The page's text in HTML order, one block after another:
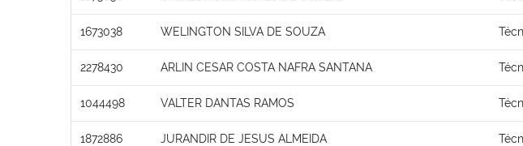
1673038 WELINGTON SILVA DE SOUZA
2278430 ARLIN CESAR COSTA NAFRA SANTANA
1044498 VALTER DANTAS RAMOS
1872886 JURANDIR DE JESUS ALMEIDA